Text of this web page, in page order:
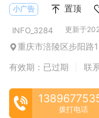
件，足不出户
小广告 置顶
INFO_3284 更新于
重庆市涪陵区步阳路
有效期：已过期
联
拨打电话